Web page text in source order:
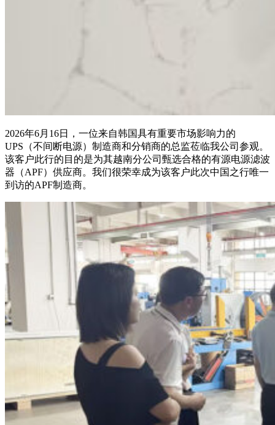
2026年6月16日，一位来自韩国具有重要市场影响力的
UPS（不间断电源）制造商和分销商的总监莅临我公司参观。
该客户此行的目的是为其越南分公司甄选合格的有源电源滤波
器（APF）供应商。我们很荣幸成为该客户此次中国之行唯一
到访的APF制造商。